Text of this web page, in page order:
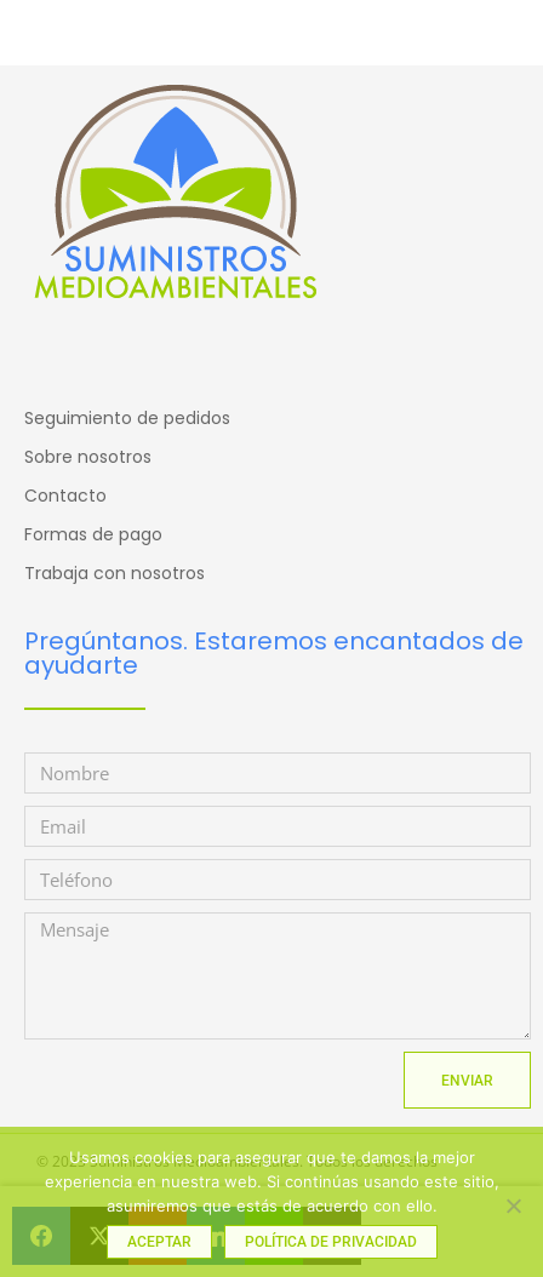
Seguimiento de pedidos
Sobre nosotros
Contacto
Formas de pago
Trabaja con nosotros
Pregúntanos. Estaremos encantados de
ayudarte
ENVIAR
© 2023 Suministros Medioambientales. Todos los derechos
reservados
Usamos cookies para asegurar que te damos la mejor
experiencia en nuestra web. Si continúas usando este sitio,
asumiremos que estás de acuerdo con ello.
ACEPTAR POLÍTICA DE PRIVACIDAD